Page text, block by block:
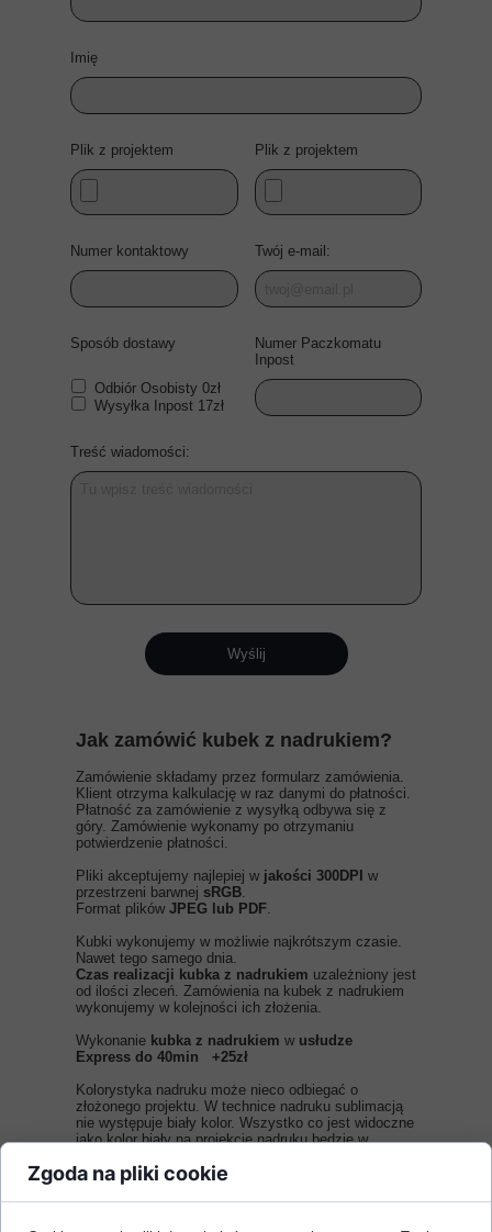
Jak zamówić kubek z nadrukiem?
Zamówienie składamy przez formularz zamówienia.
Klient otrzyma kalkulację w raz danymi do płatności.
Płatność za zamówienie z wysyłką odbywa się z
góry. Zamówienie wykonamy po otrzymaniu
potwierdzenie płatności.
Pliki akceptujemy najlepiej w jakości 300DPI w
przestrzeni barwnej sRGB.
Format plików JPEG lub PDF.
Kubki wykonujemy w możliwie najkrótszym czasie.
Nawet tego samego dnia.
Czas realizacji kubka z nadrukiem uzależniony jest
od ilości zleceń. Zamówienia na kubek z nadrukiem
wykonujemy w kolejności ich złożenia.
Wykonanie kubka z nadrukiem w usłudze
Express do 40min
+25zł
Kolorystyka nadruku może nieco odbiegać o
złożonego projektu. W technice nadruku sublimacją
nie występuje biały kolor. Wszystko co jest widoczne
jako kolor biały na projekcie nadruku będzie w
Imię
Plik z projektem Plik z projektem
Numer kontaktowy Twój e-mail:
Sposób dostawy
Odbiór Osobisty 0zł
Wysyłka Inpost 17zł
Numer Paczkomatu
Inpost
Treść wiadomości:
Wyślij
Zgoda na pliki cookie